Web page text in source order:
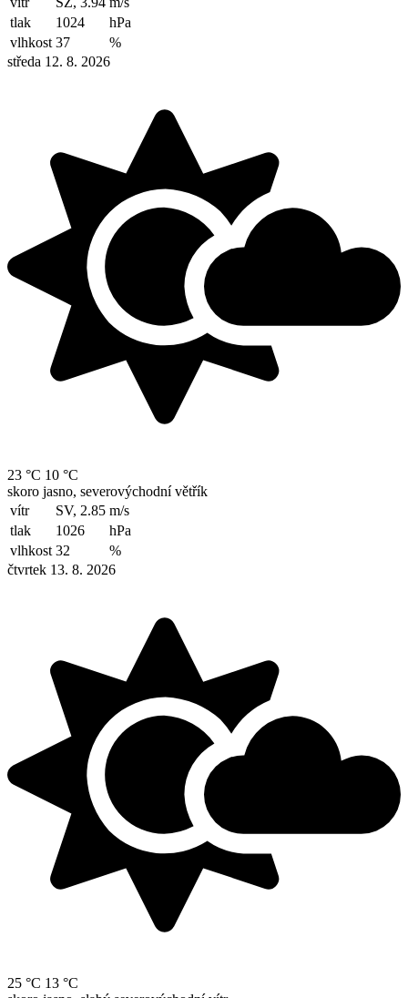
tlak
1024
hPa
vlhkost 37
%
středa 12. 8. 2026
23 °C 10 °C
skoro jasno, severovýchodní větřík
vítr
SV, 2.85 m/s
tlak
1026
hPa
vlhkost 32
%
čtvrtek 13. 8. 2026
25 °C 13 °C